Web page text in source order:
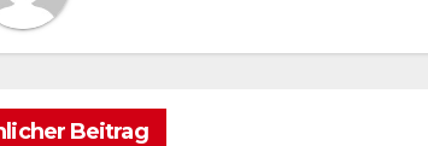
Beitrag